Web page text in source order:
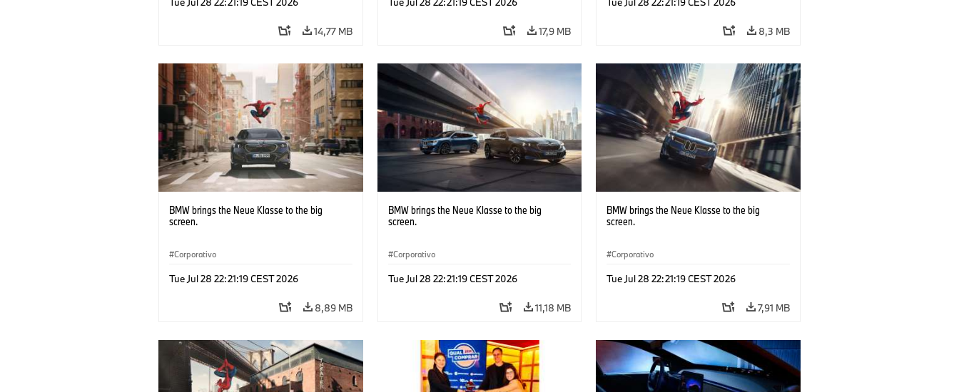
14,77 MB 17,9 MB 8,3 MB
BMW brings the Neue Klasse to the big
screen.
Corporativo
Tue Jul 28 22:21:19 CEST 2026
8,89 MB
BMW brings the Neue Klasse to the big
screen.
Corporativo
Tue Jul 28 22:21:19 CEST 2026
11,18 MB
BMW brings the Neue Klasse to the big
screen.
Corporativo
Tue Jul 28 22:21:19 CEST 2026
7,91 MB